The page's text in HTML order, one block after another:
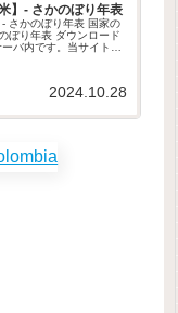
】- さかのぼり年表
さかのぼり年表 国家の
ぼり年表 ダウンロード
バ内です。当サイト
2024.10.28